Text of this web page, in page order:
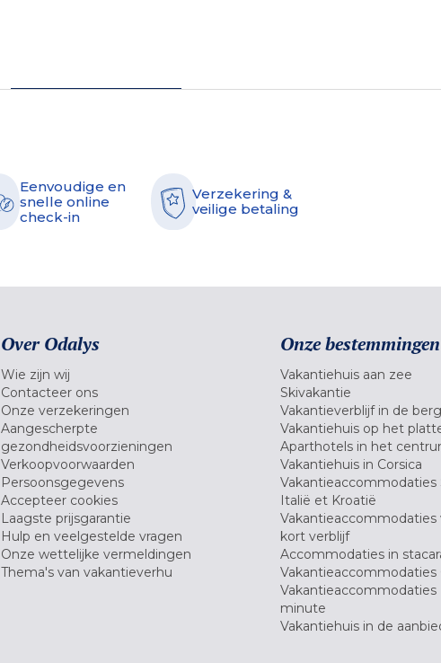
Eenvoudige en
snelle online
check-in
Verzekering &
veilige betaling
Over Odalys
Wie zijn wij
Contacteer ons
Onze verzekeringen
Aangescherpte
gezondheidsvoorzieningen
Verkoopvoorwaarden
Persoonsgegevens
Accepteer cookies
Laagste prijsgarantie
Hulp en veelgestelde vragen
Onze wettelijke vermeldingen
Thema's van vakantieverhu
Onze bestemmingen
Vakantiehuis aan zee
Skivakantie
Vakantieverblijf in de
Vakantiehuis op het
Aparthotels in het
Vakantiehuis in Corsica
Vakantieaccommodaties
Italië et Kroatië
Vakantieaccommodaties
kort verblijf
Accommodaties in
Vakantieaccommodaties
Vakantieaccommodaties
minute
Vakantiehuis in de